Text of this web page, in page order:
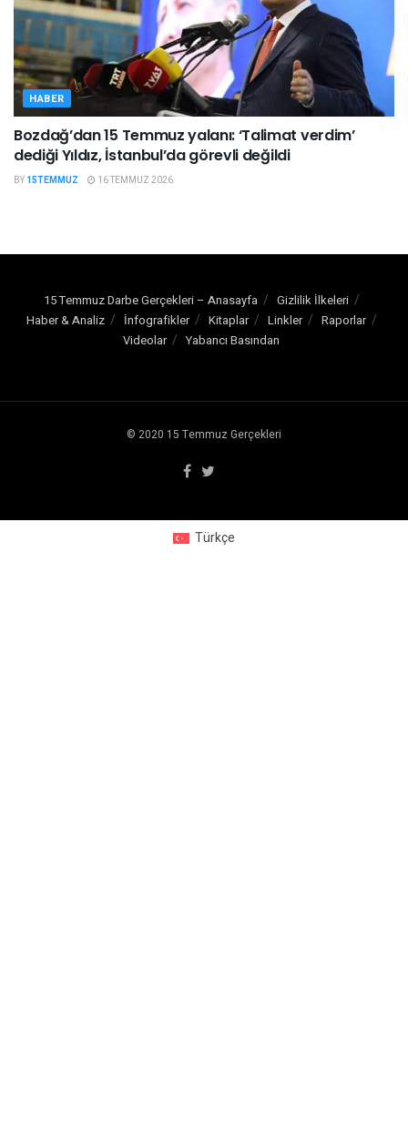
HABER
Bozdağ’dan 15 Temmuz yalanı: ‘Talimat verdim’
dediği Yıldız, İstanbul’da görevli değildi
BY 15TEMMUZ 16 TEMMUZ 2026
15 Temmuz Darbe Gerçekleri – Anasayfa
Gizlilik İlkeleri
Haber & Analiz
İnfografikler Kitaplar Linkler
Raporlar
Videolar
Yabancı Basından
© 2020 15 Temmuz Gerçekleri
Türkçe